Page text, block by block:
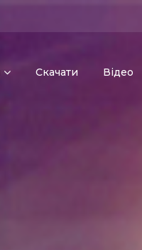
Скачати Відео